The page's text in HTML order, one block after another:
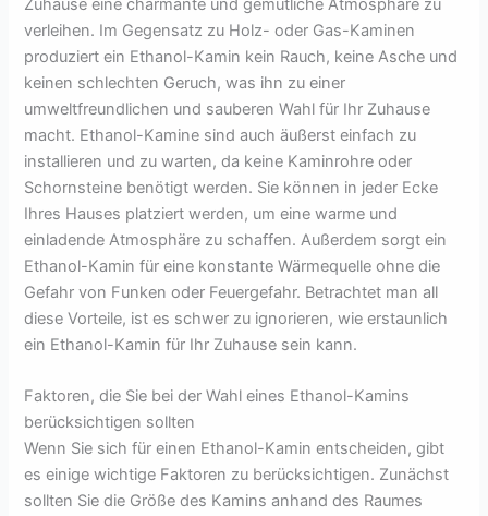
Zuhause eine charmante und gemütliche Atmosphäre zu
verleihen. Im Gegensatz zu Holz- oder Gas-Kaminen
produziert ein Ethanol-Kamin kein Rauch, keine Asche und
keinen schlechten Geruch, was ihn zu einer
umweltfreundlichen und sauberen Wahl für Ihr Zuhause
macht. Ethanol-Kamine sind auch äußerst einfach zu
installieren und zu warten, da keine Kaminrohre oder
Schornsteine benötigt werden. Sie können in jeder Ecke
Ihres Hauses platziert werden, um eine warme und
einladende Atmosphäre zu schaffen. Außerdem sorgt ein
Ethanol-Kamin für eine konstante Wärmequelle ohne die
Gefahr von Funken oder Feuergefahr. Betrachtet man all
diese Vorteile, ist es schwer zu ignorieren, wie erstaunlich
ein Ethanol-Kamin für Ihr Zuhause sein kann.
Faktoren, die Sie bei der Wahl eines Ethanol-Kamins
berücksichtigen sollten
Wenn Sie sich für einen Ethanol-Kamin entscheiden, gibt
es einige wichtige Faktoren zu berücksichtigen. Zunächst
sollten Sie die Größe des Kamins anhand des Raumes